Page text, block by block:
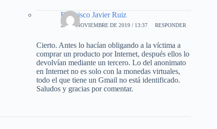
Francisco Javier Ruiz
22 DE NOVIEMBRE DE 2019 / 13:37 RESPONDER
Cierto. Antes lo hacían obligando a la víctima a
comprar un producto por Internet, después ellos lo
devolvían mediante un tercero. Lo del anonimato
en Internet no es solo con la monedas virtuales,
todo el que tiene un Gmail no está identificado.
Saludos y gracias por comentar.